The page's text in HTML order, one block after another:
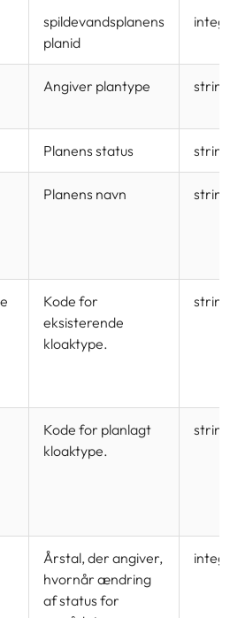
spildevandsplanens
planid
Angiver plantype
Planens status
Planens navn string
Kode for
eksisterende
kloaktype.
Kode for planlagt
kloaktype.
Årstal, der angiver,
hvornår ændring
af status for